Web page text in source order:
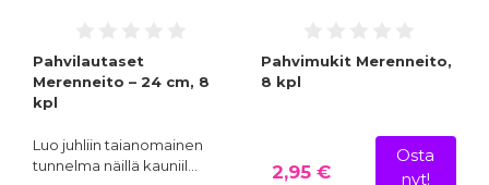
Pahvilautaset
Merenneito – 24 cm, 8
kpl
Luo juhliin taianomainen
tunnelma näillä kauniil…
Pahvimukit Merenneito,
8 kpl
2,95 €
Osta
nyt!